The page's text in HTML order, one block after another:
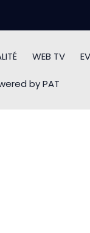
WEB TV
by PAT